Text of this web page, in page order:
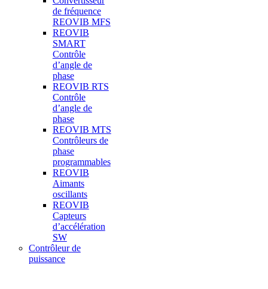
de fréquence
REOVIB MFS
REOVIB
SMART
Contrôle
d’angle de
phase
REOVIB RTS
Contrôle
d’angle de
phase
REOVIB MTS
Contrôleurs de
phase
programmables
REOVIB
Aimants
oscillants
REOVIB
Capteurs
d’accélération
SW
Contrôleur de
puissance